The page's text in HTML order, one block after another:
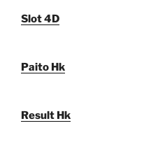
Slot 4D
Paito Hk
Result Hk